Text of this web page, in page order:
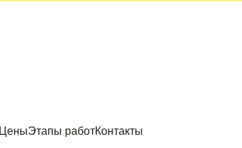
Этапы работКонтакты